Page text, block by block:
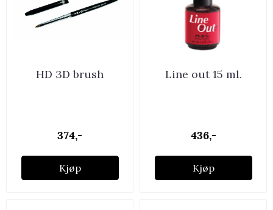
HD 3D brush
374,-
Kjøp
Line out 15 ml.
436,-
Kjøp